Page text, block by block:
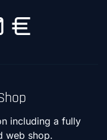
€
including a fully
web shop.